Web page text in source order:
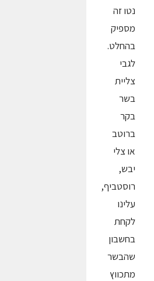
נטו זה
מספיק
בהחלט.
לגבי
צליית
בשר
בקר
ברוטב
או צלי
יבש,
רוסטביף,
עלינו
לקחת
בחשבון
שהבשר
מתכווץ